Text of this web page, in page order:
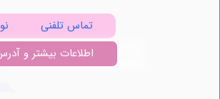
تماس تلفنی
نوبت دهی
اطلاعات بیشتر و آدرس